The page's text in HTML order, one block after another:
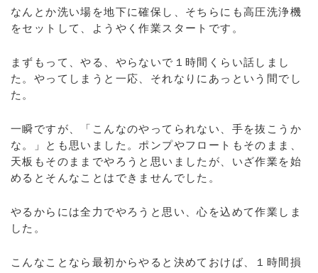
なんとか洗い場を地下に確保し、そちらにも高圧洗浄機
をセットして、ようやく作業スタートです。
まずもって、やる、やらないで１時間くらい話しまし
た。やってしまうと一応、それなりにあっという間でし
た。
一瞬ですが、「こんなのやってられない、手を抜こうか
な。」とも思いました。ポンプやフロートもそのまま、
天板もそのままでやろうと思いましたが、いざ作業を始
めるとそんなことはできませんでした。
やるからには全力でやろうと思い、心を込めて作業しま
した。
こんなことなら最初からやると決めておけば、１時間損